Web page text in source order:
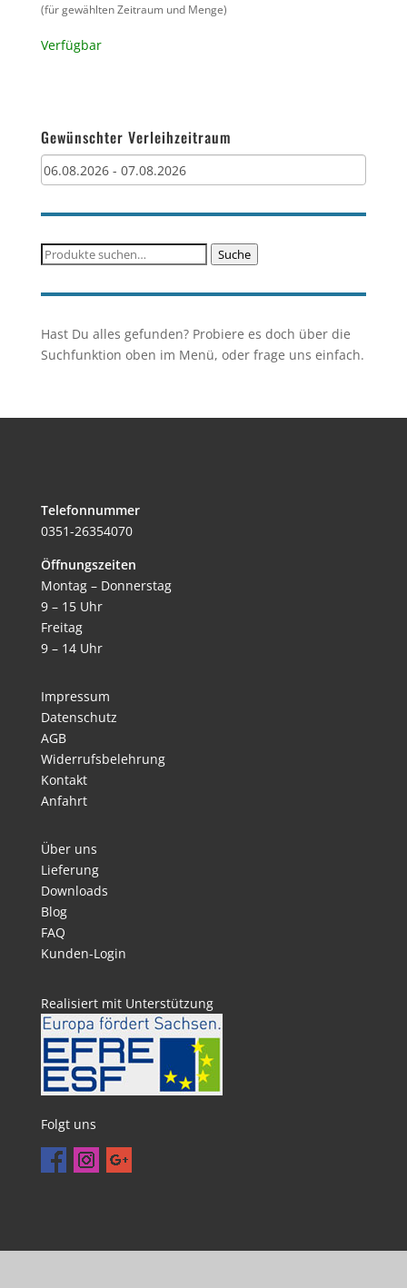
(für gewählten Zeitraum und Menge)
Verfügbar
Gewünschter Verleihzeitraum
Suche
Suche
Hast Du alles gefunden? Probiere es doch über die
Suchfunktion oben im Menü, oder frage uns einfach.
Telefonnummer
0351-26354070
Öffnungszeiten
Montag – Donnerstag
9 – 15 Uhr
Freitag
9 – 14 Uhr
Impressum
Datenschutz
AGB
Widerrufsbelehrung
Kontakt
Anfahrt
Über uns
Lieferung
Downloads
Blog
FAQ
Kunden-Login
Realisiert mit Unterstützung
Folgt uns